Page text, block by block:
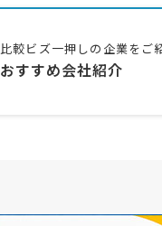
比較ビズ一押しの企業をご
おすすめ会社紹介